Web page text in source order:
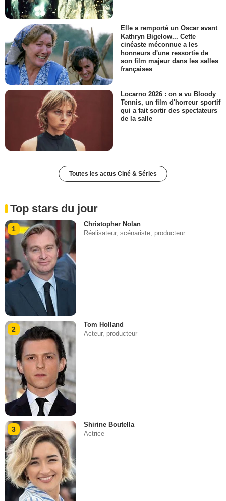
Elle a remporté un Oscar avant
Kathryn Bigelow... Cette
cinéaste méconnue a les
honneurs d'une ressortie de
son film majeur dans les salles
françaises
Locarno 2026 : on a vu Bloody
Tennis, un film d'horreur sportif
qui a fait sortir des spectateurs
de la salle
Toutes les actus Ciné & Séries
Top stars du jour
1
Christopher Nolan
Réalisateur, scénariste, producteur
2
Tom Holland
Acteur, producteur
3
Shirine Boutella
Actrice